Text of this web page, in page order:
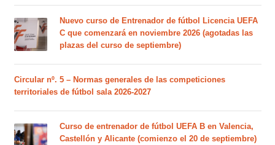
Nuevo curso de Entrenador de fútbol Licencia UEFA
C que comenzará en noviembre 2026 (agotadas las
plazas del curso de septiembre)
Circular nº. 5 – Normas generales de las competiciones
territoriales de fútbol sala 2026-2027
Curso de entrenador de fútbol UEFA B en Valencia,
Castellón y Alicante (comienzo el 20 de septiembre)